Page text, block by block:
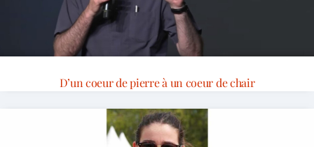
D’un coeur de pierre à un coeur de chair